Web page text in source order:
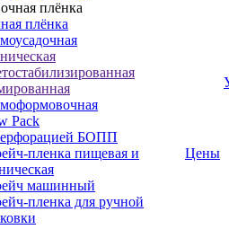
плёнка
Pack
БОПП
пленка пищевая и
машинный
пленка для ручной
Цены